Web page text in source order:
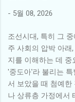
- 5월 08, 2026
조선시대, 특히 그
주 사회의 압박 아래
지를 이해하는 데 중
'중도아'라 불리는
서 보았을 때 첨예한
나 상류층 가정에서